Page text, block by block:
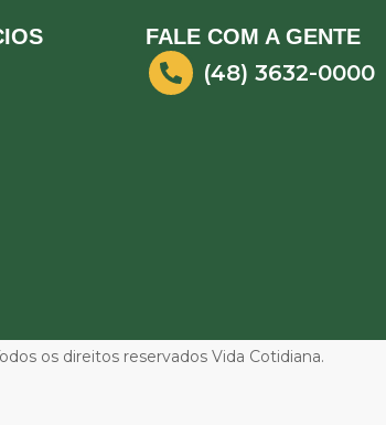
FALE COM A GENTE
(48) 3632-0000
os direitos reservados Vida Cotidiana.